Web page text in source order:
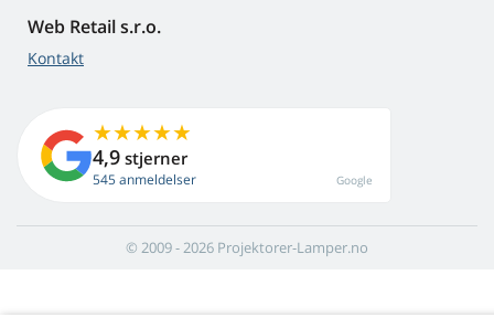
Web Retail s.r.o.
Kontakt
4,9 stjerner
545 anmeldelser Google
© 2009 - 2026 Projektorer-Lamper.no